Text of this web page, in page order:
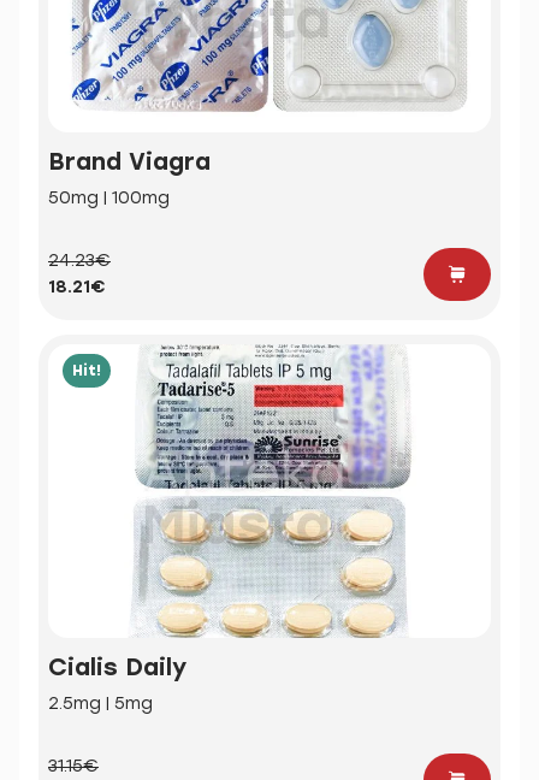
Brand Viagra
50mg | 100mg
24.23€
18.21€
Hit!
Cialis Daily
2.5mg | 5mg
31.15€